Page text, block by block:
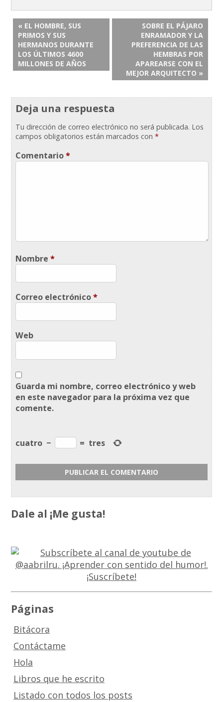
« EL HOMBRE, SUS
PRIMOS Y SUS
HERMANOS DURANTE
LOS ÚLTIMOS 4600
MILLONES DE AÑOS
SOBRE EL PÁJARO
ENRAMADOR Y LA
PREFERENCIA DE LAS
HEMBRAS POR
APAREARSE CON EL
MEJOR ARQUITECTO »
Deja una respuesta
Tu dirección de correo electrónico no será publicada. Los
campos obligatorios están marcados con*
Comentario*
Nombre*
Correo electrónico*
Web
Guarda mi nombre, correo electrónico y web
en este navegador para la próxima vez que
comente.
cuatro − = tres
Dale al ¡Me gusta!
Páginas
Bitácora
Contáctame
Hola
Libros que he escrito
Listado con todos los posts